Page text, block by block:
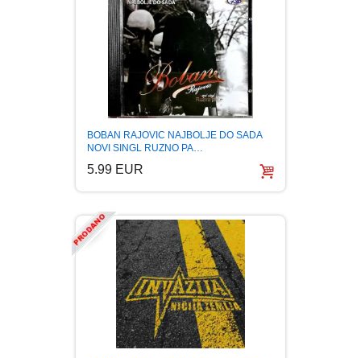
BOBAN RAJOVIC NAJBOLJE DO SADA
NOVI SINGL RUZNO PA…
5.99 EUR